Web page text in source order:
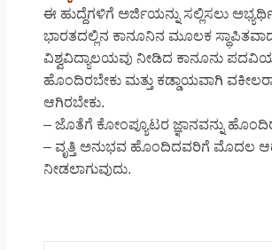
ಈ ಹುದ್ದೆಗಳಿಗೆ ಅರ್ಜಿಯನ್ನು ಸಲ್ಲಿಸಲು
ಭಾರತದಲ್ಲಿನ ಕಾನೂನಿನ ಮೂಲಕ
ವಿಶ್ವವಿದ್ಯಾಲಯವು ನೀಡಿದ ಕಾನೂನು
ಹೊಂದಿರಬೇಕು ಮತ್ತು ಕಡ್ಡಾಯವಾಗಿ
ಆಗಿರಬೇಕು.
– ಜೊತೆಗೆ ಕೋಂಪ್ಯೂಟರ ಜ್ಞಾನವನ್ನು
– ವೃತ್ತಿ ಅನುಭವ ಹೊಂದಿದವರಿಗೆ ಮೊದಲ
ನೀಡಲಾಗುವುದು.